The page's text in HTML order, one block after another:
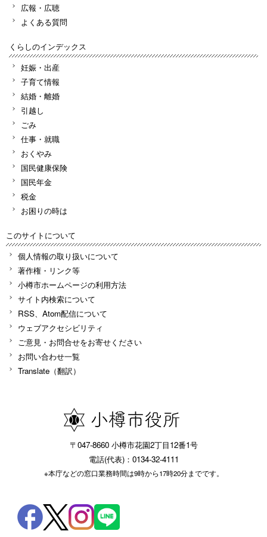
広報・広聴
よくある質問
くらしのインデックス
妊娠・出産
子育て情報
結婚・離婚
引越し
ごみ
仕事・就職
おくやみ
国民健康保険
国民年金
税金
お困りの時は
このサイトについて
個人情報の取り扱いについて
著作権・リンク等
小樽市ホームページの利用方法
サイト内検索について
RSS、Atom配信について
ウェブアクセシビリティ
ご意見・お問合せをお寄せください
お問い合わせ一覧
Translate（翻訳）
〒047-8660 小樽市花園2丁目12番1号
電話(代表)：0134-32-4111
※本庁などの窓口業務時間は9時から17時20分までです。